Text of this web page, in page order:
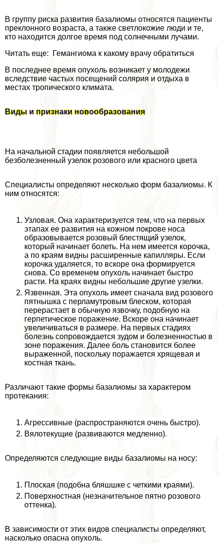
В группу риска развития базалиомы относятся пациенты
преклонного возраста, а также светлокожие люди и те,
кто находится долгое время под солнечными лучами.
Читать еще: Гемангиома к какому врачу обратиться
В последнее время опухоль возникает у молодежи
вследствие частых посещений солярия и отдыха в
местах тропического климата.
Виды и признаки новообразования
На начальной стадии появляется небольшой
безболезненный узелок розового или красного цвета
Специалисты определяют несколько форм базалиомы. К
ним относятся:
Узловая. Она хаpaктеризуется тем, что на первых
этапах ее развития на кожном покрове носа
образовывается розовый блестящий узелок,
который начинает болеть. На нем имеется корочка,
а по краям видны расширенные капилляры. Если
корочка удаляется, то вскоре она формируется
снова. Со временем опухоль начинает быстро
расти. На краях видны небольшие другие узелки.
Язвенная. Эта опухоль имеет сначала вид розового
пятнышка с перламутровым блеском, которая
перерастает в обычную язвочку, подобную на
герпетическое поражение. Вскоре она начинает
увеличиваться в размере. На первых стадиях
болезнь сопровождается зудом и болезненностью в
зоне поражения. Далее боль становится более
выраженной, поскольку поражается хрящевая и
костная ткань.
Различают такие формы базалиомы за хаpaктером
протекания:
Агрессивные (распространяются очень быстро).
Вялотекущие (развиваются медленно).
Определяются следующие виды базалиомы на носу:
Плоская (подобна бляшшке с четкими краями).
Поверхностная (незначительное пятно розового
оттенка).
В зависимости от этих видов специалисты определяют,
насколько опасна опухоль.